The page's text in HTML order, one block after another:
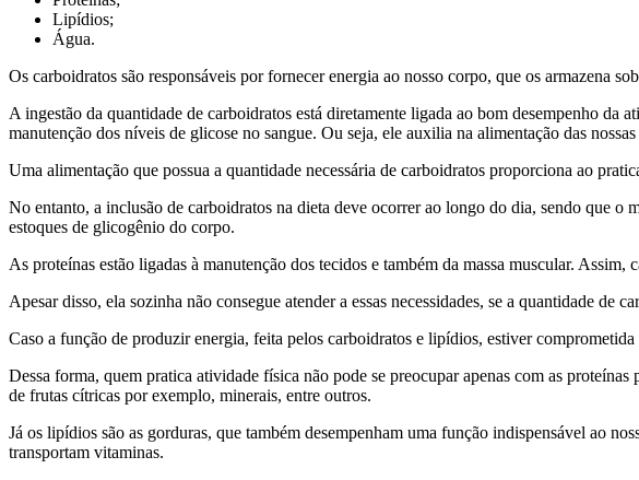
Lipídios;
Água.
Os carboidratos são responsáveis por fornecer energia ao nosso corpo, que os armazena
A ingestão da quantidade de carboidratos está diretamente ligada ao bom desempenho
manutenção dos níveis de glicose no sangue. Ou seja, ele auxilia na alimentação das
Uma alimentação que possua a quantidade necessária de carboidratos proporciona ao
No entanto, a inclusão de carboidratos na dieta deve ocorrer ao longo do dia, sendo que
estoques de glicogênio do corpo.
As proteínas estão ligadas à manutenção dos tecidos e também da massa muscular.
Apesar disso, ela sozinha não consegue atender a essas necessidades, se a quantidade de
Caso a função de produzir energia, feita pelos carboidratos e lipídios, estiver
Dessa forma, quem pratica atividade física não pode se preocupar apenas com as
de frutas cítricas por exemplo, minerais, entre outros.
Já os lipídios são as gorduras, que também desempenham uma função indispensável ao
transportam vitaminas.